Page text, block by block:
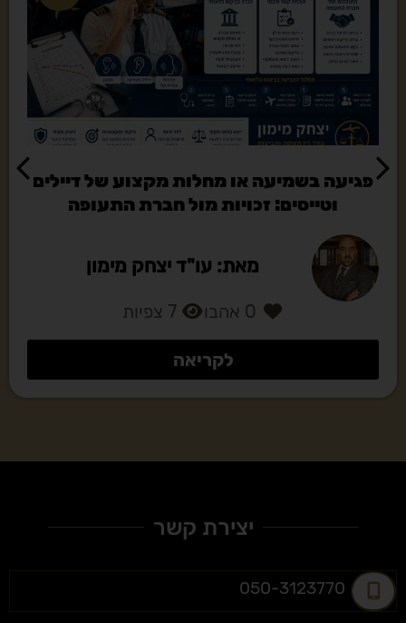
אובדן ציוד צילום יקר בטיסה: איך לעקוף את
תקרת הפיצוי של אמנת מונטריאול?
מאת: עו"ד יצחק מימון
0 אהבו 4 צפיות
לקריאה
יצירת קשר
050-3123770